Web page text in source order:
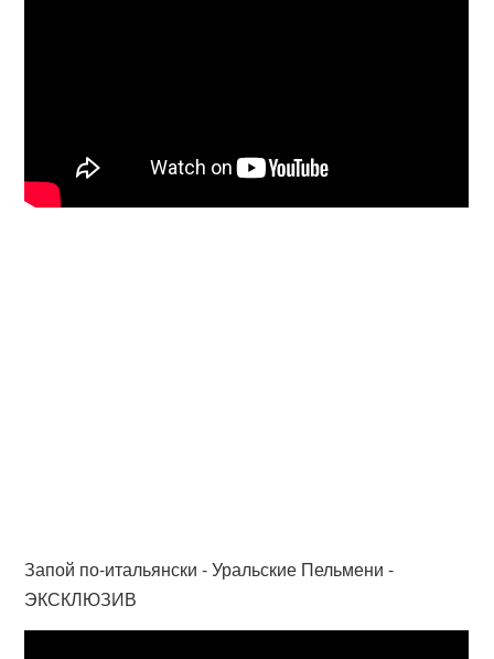
Запой по-итальянски - Уральские Пельмени -
ЭКСКЛЮЗИВ